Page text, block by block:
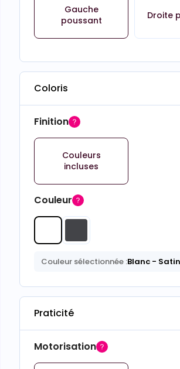
Gauche
poussant
Droite
Coloris
Finition
Couleurs
incluses
Couleur
Couleur sélectionnée :Blanc -
Praticité
Motorisation